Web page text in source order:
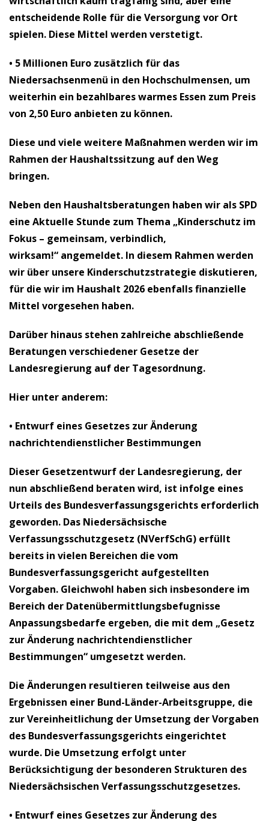
entscheidende Rolle für die Versorgung vor Ort
spielen. Diese Mittel werden verstetigt.
• 5 Millionen Euro zusätzlich für das
Niedersachsenmenü in den Hochschulmensen, um
weiterhin ein bezahlbares warmes Essen zum Preis
von 2,50 Euro anbieten zu können.
Diese und viele weitere Maßnahmen werden wir im
Rahmen der Haushaltssitzung auf den Weg
bringen.
Neben den Haushaltsberatungen haben wir als SPD
eine Aktuelle Stunde zum Thema „Kinderschutz im
Fokus – gemeinsam, verbindlich,
wirksam!“ angemeldet. In diesem Rahmen werden
wir über unsere Kinderschutzstrategie diskutieren,
für die wir im Haushalt 2026 ebenfalls finanzielle
Mittel vorgesehen haben.
Darüber hinaus stehen zahlreiche abschließende
Beratungen verschiedener Gesetze der
Landesregierung auf der Tagesordnung.
Hier unter anderem:
• Entwurf eines Gesetzes zur Änderung
nachrichtendienstlicher Bestimmungen
Dieser Gesetzentwurf der Landesregierung, der
nun abschließend beraten wird, ist infolge eines
Urteils des Bundesverfassungsgerichts erforderlich
geworden. Das Niedersächsische
Verfassungsschutzgesetz (NVerfSchG) erfüllt
bereits in vielen Bereichen die vom
Bundesverfassungsgericht aufgestellten
Vorgaben. Gleichwohl haben sich insbesondere im
Bereich der Datenübermittlungsbefugnisse
Anpassungsbedarfe ergeben, die mit dem „Gesetz
zur Änderung nachrichtendienstlicher
Bestimmungen“ umgesetzt werden.
Die Änderungen resultieren teilweise aus den
Ergebnissen einer Bund-Länder-Arbeitsgruppe, die
zur Vereinheitlichung der Umsetzung der Vorgaben
des Bundesverfassungsgerichts eingerichtet
wurde. Die Umsetzung erfolgt unter
Berücksichtigung der besonderen Strukturen des
Niedersächsischen Verfassungsschutzgesetzes.
• Entwurf eines Gesetzes zur Änderung des